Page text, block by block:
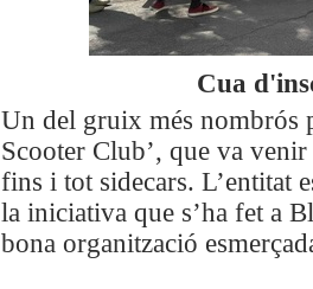
Cua
Un del gruix més nombrós
Scooter Club’, que va
fins i tot sidecars. L’entitat
la iniciativa que s’ha fet a
bona organització